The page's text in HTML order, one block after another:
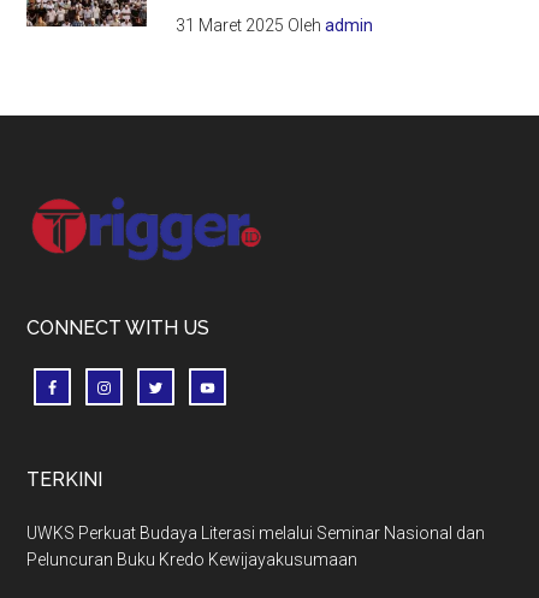
31 Maret 2025 Olehadmin
Footer
CONNECT WITH US
TERKINI
UWKS Perkuat Budaya Literasi melalui Seminar Nasional dan
Peluncuran Buku Kredo Kewijayakusumaan